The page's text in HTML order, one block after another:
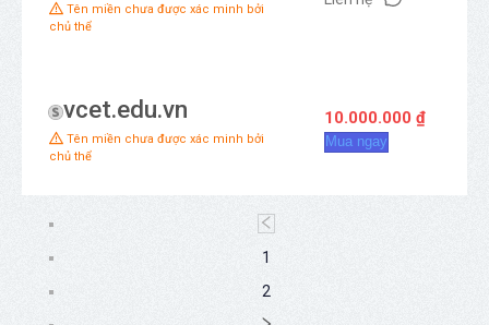
Tên miền chưa được xác minh bởi
chủ thể
vcet.edu.vn
Tên miền chưa được xác minh bởi
chủ thể
10.000.000 ₫
Mua ngay
1
2